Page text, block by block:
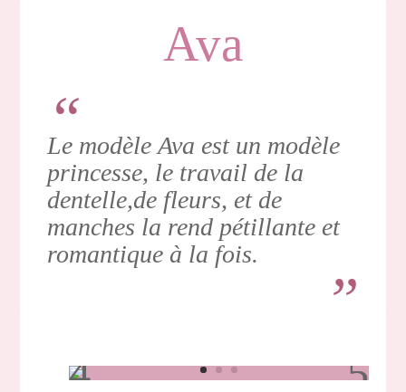
Ava
Le modèle Ava est un modèle
princesse, le travail de la
dentelle,de fleurs, et de
manches la rend pétillante et
romantique à la fois.